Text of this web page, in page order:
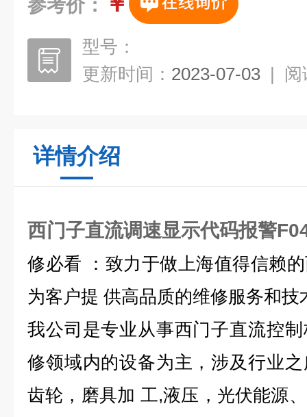
参考价：
型号：
更新时间： 2023-07-03 | 阅
详情介绍
西门子直流调速显示代码报警
修必看 ：致力于做上海值得信赖
为客户提 供高品质的维修服务和技
我公司是专业从事西门子直流控
修领域内的设备为主，涉及行业
齿轮，磨具加 工,液压，光伏能源